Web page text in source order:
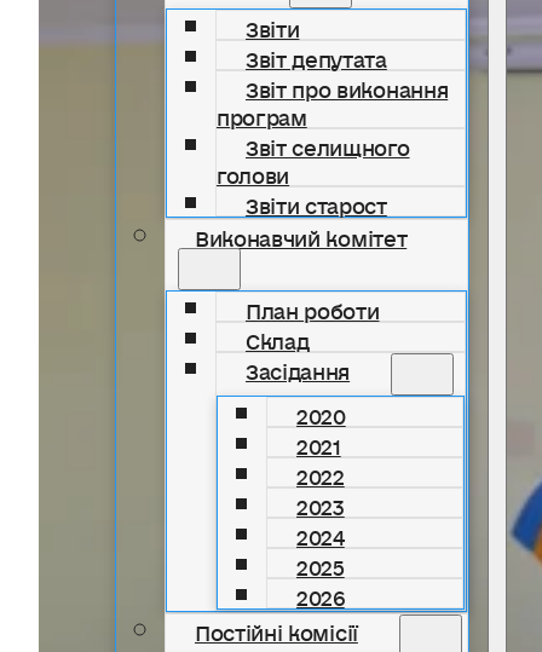
Звіти
Звіт депутата
Звіт про виконання
програм
Звіт селищного
голови
Звіти старост
Виконавчий комітет
План роботи
Склад
Засідання
2020
2021
2022
2023
2024
2025
2026
Постійні комісії